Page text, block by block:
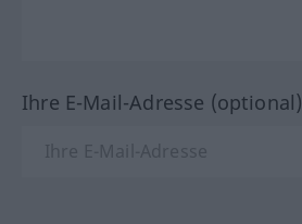
Ihre E-Mail-Adresse (optional)